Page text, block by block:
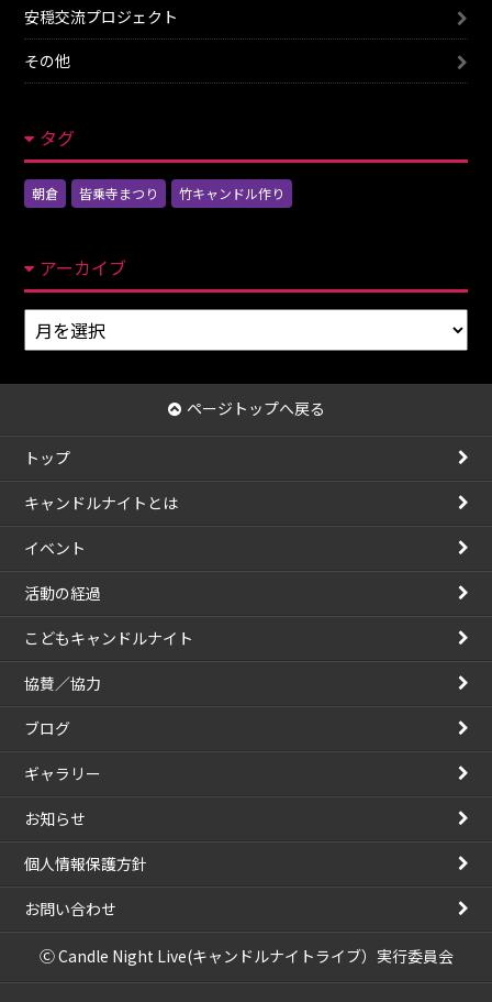
安穏交流プロジェクト
その他
タグ
朝倉 皆乗寺まつり 竹キャンドル作り
アーカイブ
ア
ー
ブ
ページトップへ戻る
トップ
キャンドルナイトとは
イベント
活動の経過
こどもキャンドルナイト
協賛／協力
ブログ
ギャラリー
お知らせ
個人情報保護方針
お問い合わせ
Ⓒ Candle Night Live(キャンドルナイトライブ）実行委員会